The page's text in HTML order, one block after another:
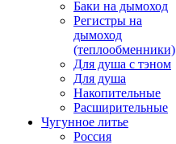
Баки на дымоход
Регистры на
дымоход
(теплообменники)
Для душа с тэном
Для душа
Накопительные
Расширительные
Чугунное литье
Россия